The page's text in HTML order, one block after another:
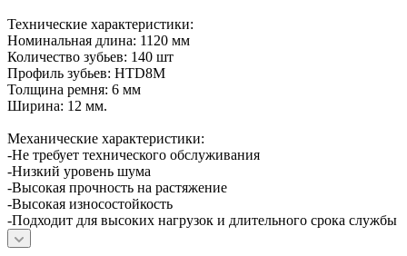
Технические характеристики:
Номинальная длина: 1120 мм
Количество зубьев: 140 шт
Профиль зубьев: HTD8M
Толщина ремня: 6 мм
Ширина: 12 мм.
Механические характеристики:
-Не требует технического обслуживания
-Низкий уровень шума
-Высокая прочность на растяжение
-Высокая износостойкость
-Подходит для высоких нагрузок и длительного срока службы